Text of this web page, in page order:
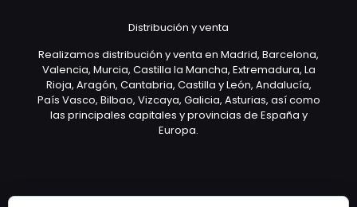
Distribución y venta
Realizamos distribución y venta en Madrid, Barcelona,
Valencia, Murcia, Castilla la Mancha, Extremadura, La
Rioja, Aragón, Cantabria, Castilla y León, Andalucía,
País Vasco, Bilbao, Vizcaya, Galicia, Asturias, así como
las principales capitales y provincias de España y
Europa.